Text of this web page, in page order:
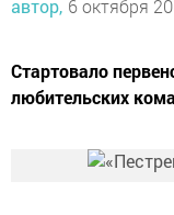
автор, 6 октября
Стартовало
любительских